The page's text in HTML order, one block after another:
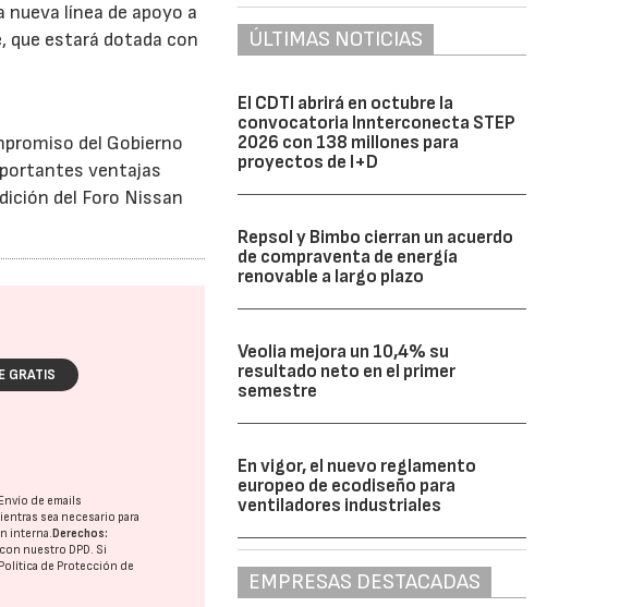
línea de apoyo a
que estará dotada con
del Gobierno
ventajas
del Foro Nissan
GRATIS
de emails
sea necesario para
interna.Derechos:
nuestro DPD . Si
Política de Protección de
ÚLTIMAS NOTICIAS
El CDTI abrirá en octubre la
convocatoria Innterconecta STEP
2026 con 138 millones para
proyectos de I+D
Repsol y Bimbo cierran un acuerdo
de compraventa de energía
renovable a largo plazo
Veolia mejora un 10,4% su
resultado neto en el primer
semestre
En vigor, el nuevo reglamento
europeo de ecodiseño para
ventiladores industriales
EMPRESAS DESTACADAS